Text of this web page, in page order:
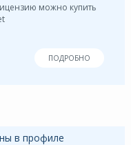
можно купить
ПОДРОБНО
в профиле